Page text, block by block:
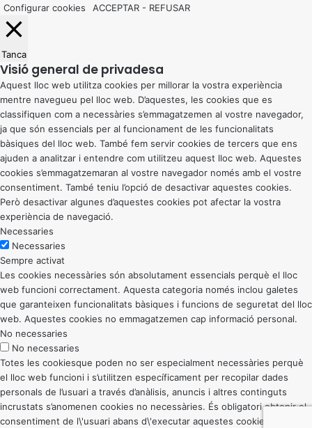
Configurar cookies
ACCEPTAR - REFUSAR
Tanca
Visió general de privadesa
Aquest lloc web utilitza cookies per millorar la vostra experiència
mentre navegueu pel lloc web. D’aquestes, les cookies que es
classifiquen com a necessàries s’emmagatzemen al vostre navegador,
ja que són essencials per al funcionament de les funcionalitats
bàsiques del lloc web. També fem servir cookies de tercers que ens
ajuden a analitzar i entendre com utilitzeu aquest lloc web. Aquestes
cookies s’emmagatzemaran al vostre navegador només amb el vostre
consentiment. També teniu l’opció de desactivar aquestes cookies.
Però desactivar algunes d’aquestes cookies pot afectar la vostra
experiència de navegació.
Necessaries
Necessaries
Sempre activat
Les cookies necessàries són absolutament essencials perquè el lloc
web funcioni correctament. Aquesta categoria només inclou galetes
que garanteixen funcionalitats bàsiques i funcions de seguretat del lloc
web. Aquestes cookies no emmagatzemen cap informació personal.
No necessaries
No necessaries
Totes les cookiesque poden no ser especialment necessàries perquè
el lloc web funcioni i s’utilitzen específicament per recopilar dades
personals de l’usuari a través d’anàlisis, anuncis i altres continguts
incrustats s’anomenen cookies no necessàries. És obligatori obtenir el
consentiment de l\'usuari abans d\'executar aquestes cookies al vostre